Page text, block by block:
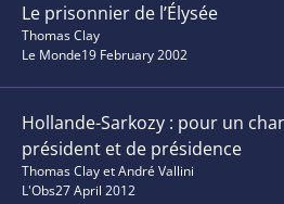
Le prisonnier de l’Élysée
Thomas Clay
Le Monde19 February 2002
Hollande-Sarkozy : pour un
président et de présidence
Thomas Clay et André Vallini
L'Obs27 April 2012